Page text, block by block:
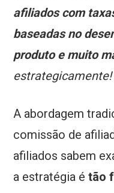
afiliados com
baseadas no
produto e muito
estrategicamente!
A abordagem
comissão de
afiliados sabem
a estratégia étão